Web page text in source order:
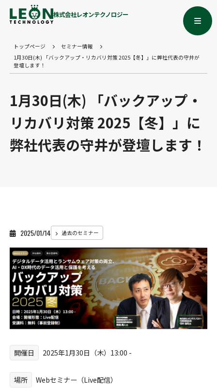
株式会社レオンテクノロジー
トップページ
セミナー情報
1月30日(木) 「バックアップ・リカバリ対策 2025【冬】」に弊社代表の守井が
登壇します！
1月30日(木) 「バックアップ・
リカバリ対策 2025【冬】」に
弊社代表の守井が登壇します！
2025/01/14 過去のセミナー
開催日 2025年1月30日（木）13:00 -
場所
Webセミナー（Live配信）